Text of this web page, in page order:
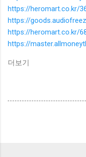
https://heromart.co.kr/
https://
https://heromart.co.kr/
https://
더보기